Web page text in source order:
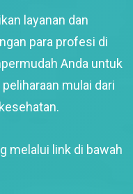
layanan dan
para profesi di
Anda untuk
mulai dari
melalui link di bawah